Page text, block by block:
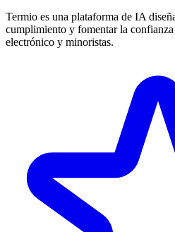
Termio es una plataforma de IA
cumplimiento y fomentar la confianza
electrónico y minoristas.